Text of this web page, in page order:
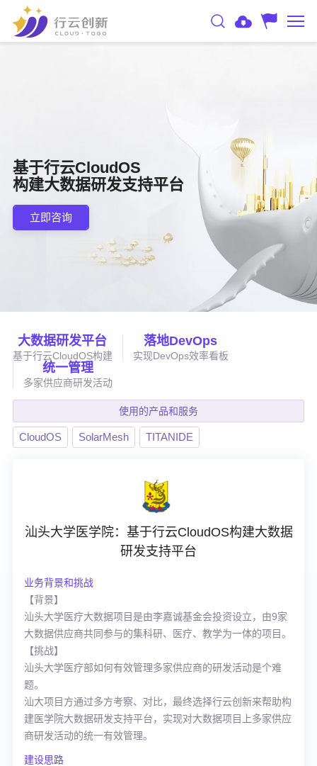
基于行云CloudOS
构建大数据研发支持平台
立即咨询
大数据研发平台
基于行云CloudOS构建
落地DevOps
实现DevOps效率看板
统一管理
多家供应商研发活动
使用的产品和服务
CloudOS SolarMesh TITANIDE
汕头大学医学院：基于行云CloudOS构建大数据
研发支持平台
业务背景和挑战
【背景】
汕头大学医疗大数据项目是由李嘉诚基金会投资设立，由9家
大数据供应商共同参与的集科研、医疗、教学为一体的项目。
【挑战】
汕头大学医疗部如何有效管理多家供应商的研发活动是个难
题。
汕大项目方通过多方考察、对比，最终选择行云创新来帮助构
建医学院大数据研发支持平台，实现对大数据项目上多家供应
商研发活动的统一有效管理。
建设思路